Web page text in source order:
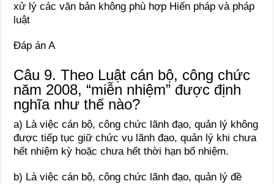
xử lý các văn bản không phù hợp Hiến pháp và pháp
luật
Đáp án A
Câu 9. Theo Luật cán bộ, công chức
năm 2008, “miễn nhiệm” được định
nghĩa như thế nào?
a) Là việc cán bộ, công chức lãnh đạo, quản lý không
được tiếp tục giữ chức vụ lãnh đạo, quản lý khi chưa
hết nhiệm kỳ hoặc chưa hết thời hạn bổ nhiệm.
b) Là việc cán bộ, công chức lãnh đạo, quản lý đề